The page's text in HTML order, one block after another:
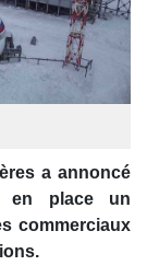
a annoncé
en place un
commerciaux